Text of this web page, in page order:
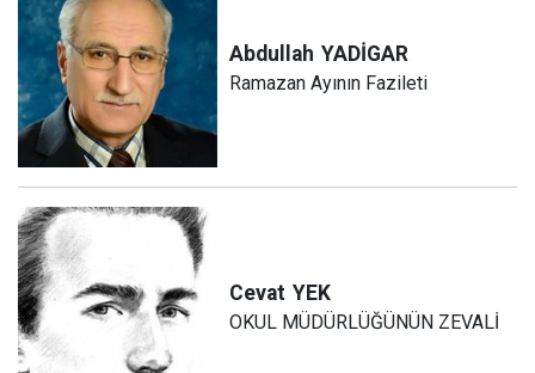
Abdullah YADİGAR
Ramazan Ayının Fazileti
Cevat YEK
OKUL MÜDÜRLÜĞÜNÜN ZEVALİ